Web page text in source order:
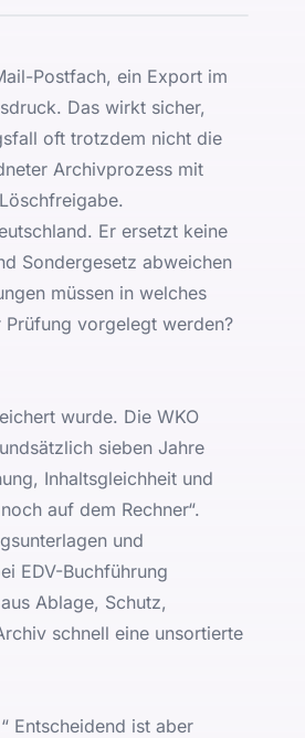
Postfach, ein Export im
Das wirkt sicher,
oft trotzdem nicht die
Archivprozess mit
Er ersetzt keine
Sondergesetz abweichen
müssen in welches
vorgelegt werden?
wurde. Die WKO
sieben Jahre
Inhaltsgleichheit und
auf dem Rechner“.
und
EDV-Buchführung
Ablage, Schutz,
schnell eine unsortierte
Entscheidend ist aber